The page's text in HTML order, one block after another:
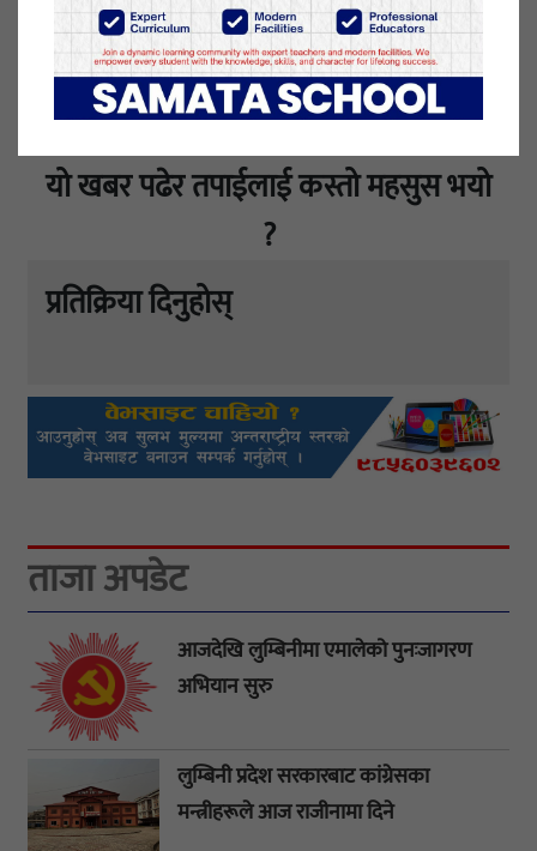
यो खबर पढेर तपाईलाई कस्तो महसुस भयो
?
प्रतिक्रिया दिनुहोस्
ताजा अपडेट
आजदेखि लुम्बिनीमा एमालेको पुनःजागरण
अभियान सुरु
लुम्बिनी प्रदेश सरकारबाट कांग्रेसका
मन्त्रीहरूले आज राजीनामा दिने